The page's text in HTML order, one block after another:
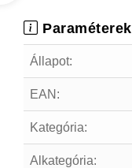
Paraméterek
Állapot:
EAN:
Kategória:
Alkategória: